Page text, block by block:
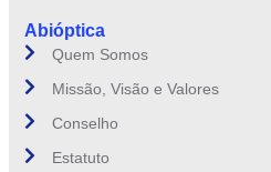
Abióptica
Quem Somos
Missão, Visão e Valores
Conselho
Estatuto